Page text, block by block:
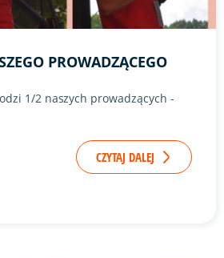
PROWADZĄCEGO
1/2 naszych prowadzących -
CZYTAJ DALEJ